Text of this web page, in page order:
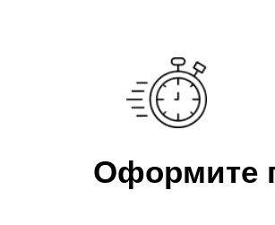
Оформите